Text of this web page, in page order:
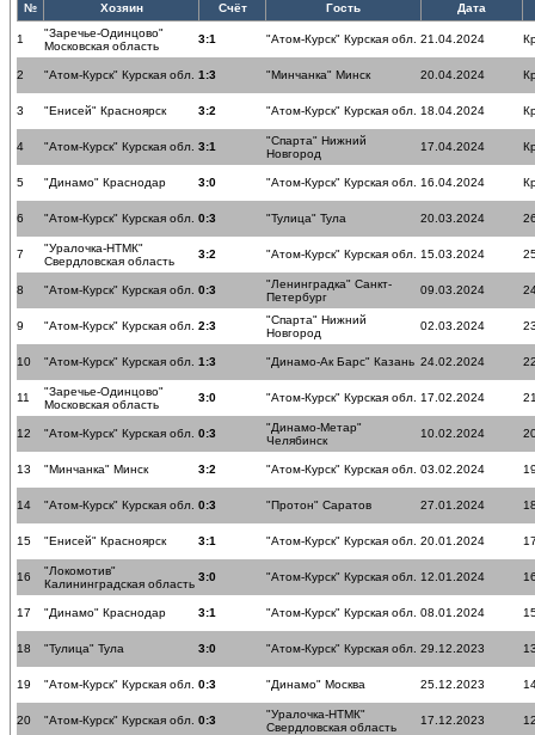
№ Хозяин Счёт Гость Дата
1
"Заречье-Одинцово"
Московская область
3:1 "Атом-Курск" Курская обл. 21.04.2024
2 "Атом-Курск" Курская обл. 1:3 "Минчанка" Минск 20.04.2024
3 "Енисей" Красноярск 3:2 "Атом-Курск" Курская обл. 18.04.2024
4 "Атом-Курск" Курская обл. 3:1
"Спарта" Нижний
Новгород
17.04.2024
5 "Динамо" Краснодар 3:0 "Атом-Курск" Курская обл. 16.04.2024
6 "Атом-Курск" Курская обл. 0:3 "Тулица" Тула 20.03.2024
7
"Уралочка-НТМК"
Свердловская область
3:2 "Атом-Курск" Курская обл. 15.03.2024
8 "Атом-Курск" Курская обл. 0:3
"Ленинградка" Санкт-
Петербург
09.03.2024
9 "Атом-Курск" Курская обл. 2:3
"Спарта" Нижний
Новгород
02.03.2024
10 "Атом-Курск" Курская обл. 1:3 "Динамо-Ак Барс" Казань 24.02.2024
11
"Заречье-Одинцово"
Московская область
3:0 "Атом-Курск" Курская обл. 17.02.2024
12 "Атом-Курск" Курская обл. 0:3
"Динамо-Метар"
Челябинск
10.02.2024
13 "Минчанка" Минск 3:2 "Атом-Курск" Курская обл. 03.02.2024
14 "Атом-Курск" Курская обл. 0:3 "Протон" Саратов 27.01.2024
15 "Енисей" Красноярск 3:1 "Атом-Курск" Курская обл. 20.01.2024
16
"Локомотив"
Калининградская область
3:0 "Атом-Курск" Курская обл. 12.01.2024
17 "Динамо" Краснодар 3:1 "Атом-Курск" Курская обл. 08.01.2024
18 "Тулица" Тула 3:0 "Атом-Курск" Курская обл. 29.12.2023
19 "Атом-Курск" Курская обл. 0:3 "Динамо" Москва 25.12.2023
20 "Атом-Курск" Курская обл. 0:3
"Уралочка-НТМК"
Свердловская область
17.12.2023